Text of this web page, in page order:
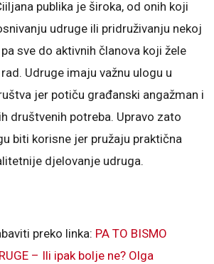
publika je široka, od onih koji
udruge ili pridruživanju nekoj
sve do aktivnih članova koji žele
Udruge imaju važnu ulogu u
jer potiču građanski angažman i
društvenih potreba. Upravo zato
biti korisne jer pružaju praktična
djelovanje udruga.
preko linka: PA TO BISMO
– Ili ipak bolje ne? Olga